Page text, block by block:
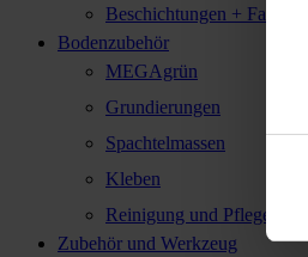
Beschichtungen + Farbe
Bodenzubehör
MEGAgrün
Grundierungen
Spachtelmassen
Kleben
Reinigung und Pflege
Zubehör und Werkzeug